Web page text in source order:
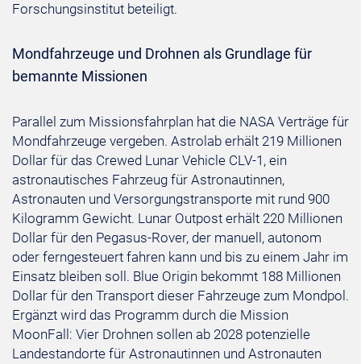
Forschungsinstitut beteiligt.
Mondfahrzeuge und Drohnen als Grundlage für
bemannte Missionen
Parallel zum Missionsfahrplan hat die NASA Verträge für
Mondfahrzeuge vergeben. Astrolab erhält 219 Millionen
Dollar für das Crewed Lunar Vehicle CLV-1, ein
astronautisches Fahrzeug für Astronautinnen,
Astronauten und Versorgungstransporte mit rund 900
Kilogramm Gewicht. Lunar Outpost erhält 220 Millionen
Dollar für den Pegasus-Rover, der manuell, autonom
oder ferngesteuert fahren kann und bis zu einem Jahr im
Einsatz bleiben soll. Blue Origin bekommt 188 Millionen
Dollar für den Transport dieser Fahrzeuge zum Mondpol.
Ergänzt wird das Programm durch die Mission
MoonFall: Vier Drohnen sollen ab 2028 potenzielle
Landestandorte für Astronautinnen und Astronauten